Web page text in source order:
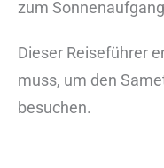
zum
Dieser Reiseführer
muss, um den
besuchen.